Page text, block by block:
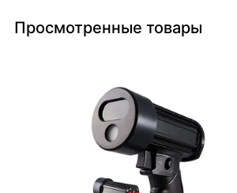
Просмотренные товары